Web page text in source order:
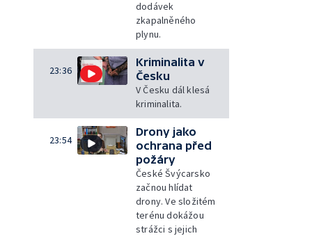
dodávek
zkapalněného
plynu.
23:36
Kriminalita v
Česku
V Česku dál klesá
kriminalita.
23:54
Drony jako
ochrana před
požáry
České Švýcarsko
začnou hlídat
drony. Ve složitém
terénu dokážou
strážci s jejich